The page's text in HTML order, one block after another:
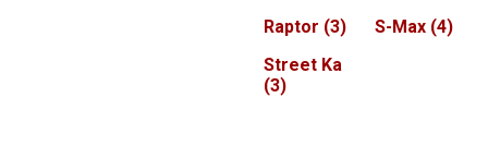
Raptor (3) S-Max (4)
Street Ka
(3)